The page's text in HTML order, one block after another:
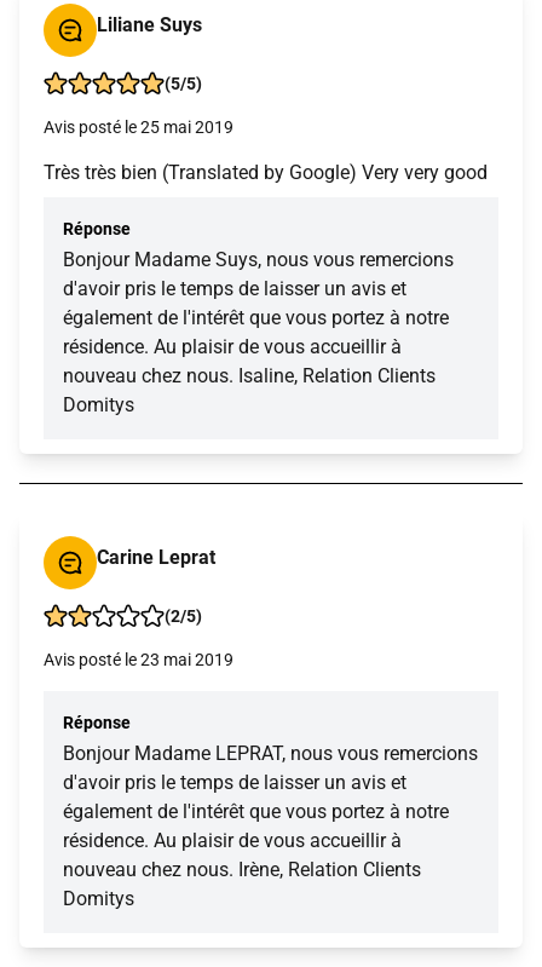
Liliane Suys
(5/5)
Avis posté le 25 mai 2019
Très très bien (Translated by Google) Very very good
Réponse
Bonjour Madame Suys, nous vous remercions
d'avoir pris le temps de laisser un avis et
également de l'intérêt que vous portez à notre
résidence. Au plaisir de vous accueillir à
nouveau chez nous. Isaline, Relation Clients
Domitys
Carine Leprat
(2/5)
Avis posté le 23 mai 2019
Réponse
Bonjour Madame LEPRAT, nous vous remercions
d'avoir pris le temps de laisser un avis et
également de l'intérêt que vous portez à notre
résidence. Au plaisir de vous accueillir à
nouveau chez nous. Irène, Relation Clients
Domitys